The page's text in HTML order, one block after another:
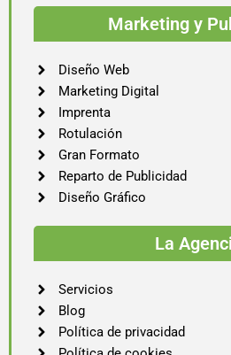
Marketing y
Diseño Web
Marketing Digital
Imprenta
Rotulación
Gran Formato
Reparto de Publicidad
Diseño Gráfico
La
Servicios
Blog
Política de privacidad